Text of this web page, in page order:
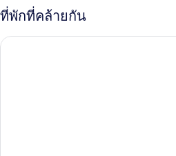
ใหญ่
เตียง,
กับ
ห้อง
พี
ที่พักที่คล้ายกัน
โนโวเทล ระยอง ริมแพ รีสอร์ท